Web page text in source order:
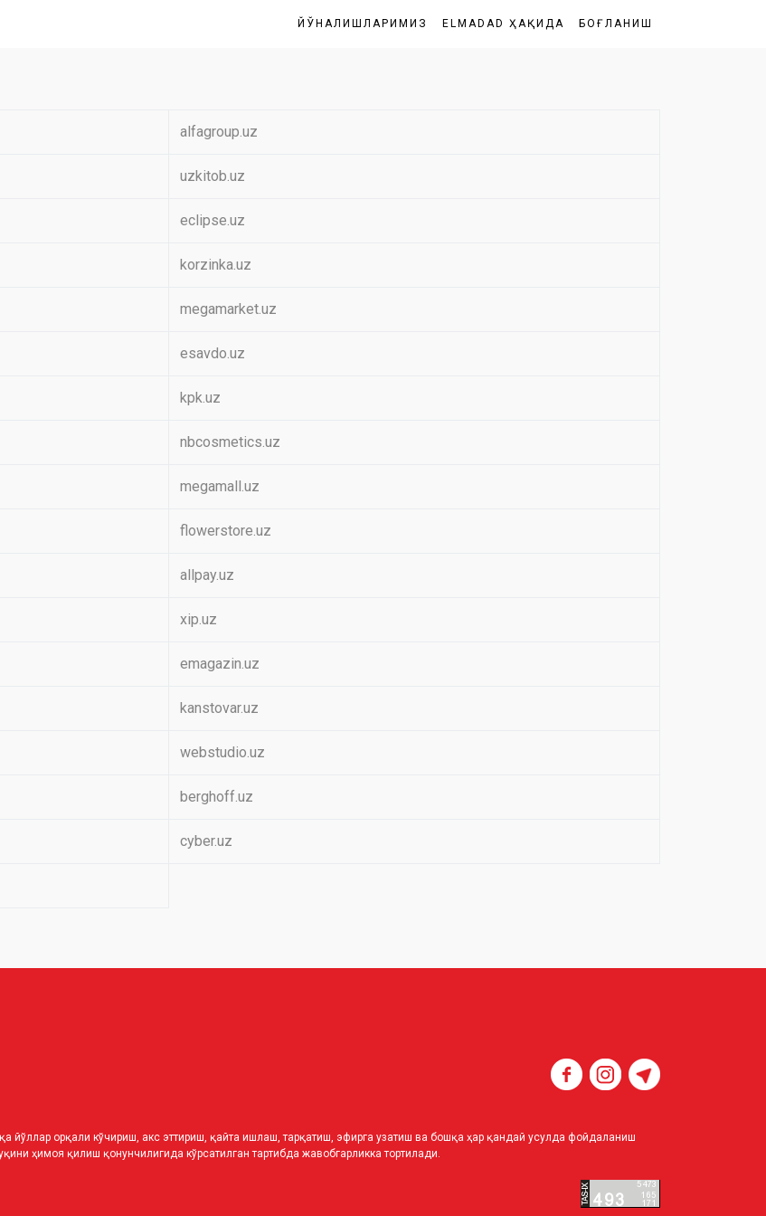
ЙЎНАЛИШЛАРИМИЗ ELMADAD ҲАҚИДА БОҒЛАНИШ
alfagroup.uz
uzkitob.uz
eclipse.uz
korzinka.uz
megamarket.uz
esavdo.uz
kpk.uz
nbcosmetics.uz
megamall.uz
flowerstore.uz
allpay.uz
xip.uz
emagazin.uz
kanstovar.uz
webstudio.uz
berghoff.uz
cyber.uz
йўллар орқали кўчириш, акс эттириш, қайта ишлаш, тарқатиш, эфирга узатиш ва бошқа ҳар қандай усулда фойдаланиш
ҳимоя қилиш қонунчилигида кўрсатилган тартибда жавобгарликка тортилади.